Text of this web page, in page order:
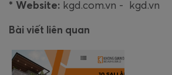
* Website: kgd.com.vn - kgd.vn
Bài viết liên quan